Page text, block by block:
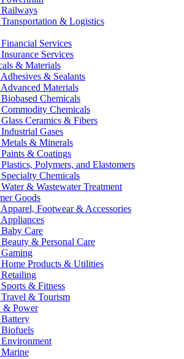
Railways
Transportation & Logistics
Financial Services
Insurance Services
& Materials
Adhesives & Sealants
Advanced Materials
Biobased Chemicals
Commodity Chemicals
Glass Ceramics & Fibers
Industrial Gases
Metals & Minerals
Paints & Coatings
Plastics, Polymers, and Elastomers
Specialty Chemicals
Water & Wastewater Treatment
Goods
Apparel, Footwear & Accessories
Appliances
Baby Care
Beauty & Personal Care
Gaming
Home Products & Utilities
Retailing
Sports & Fitness
Travel & Tourism
& Power
Battery
Biofuels
Environment
Marine